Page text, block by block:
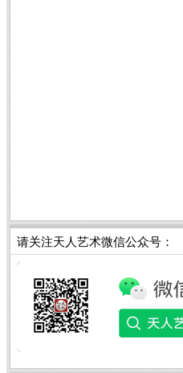
请关注天人艺术微信公众号：